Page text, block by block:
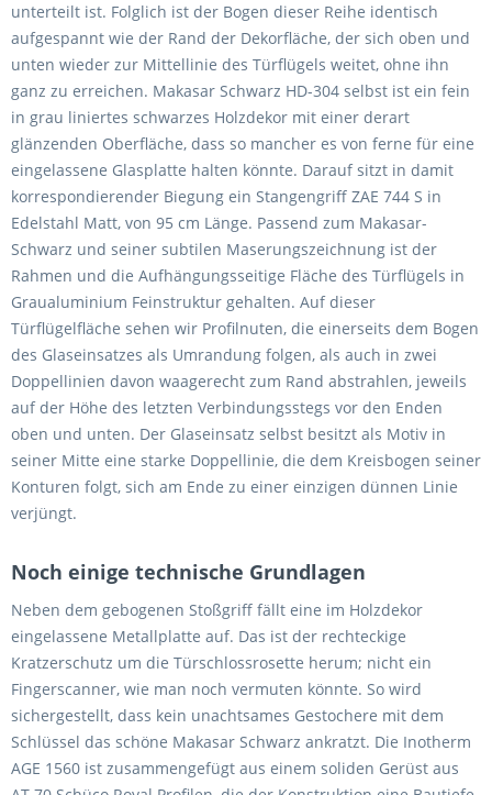
unterteilt ist. Folglich ist der Bogen dieser Reihe identisch
aufgespannt wie der Rand der Dekorfläche, der sich oben und
unten wieder zur Mittellinie des Türflügels weitet, ohne ihn
ganz zu erreichen. Makasar Schwarz HD-304 selbst ist ein fein
in grau liniertes schwarzes Holzdekor mit einer derart
glänzenden Oberfläche, dass so mancher es von ferne für eine
eingelassene Glasplatte halten könnte. Darauf sitzt in damit
korrespondierender Biegung ein Stangengriff ZAE 744 S in
Edelstahl Matt, von 95 cm Länge. Passend zum Makasar-
Schwarz und seiner subtilen Maserungszeichnung ist der
Rahmen und die Aufhängungsseitige Fläche des Türflügels in
Graualuminium Feinstruktur gehalten. Auf dieser
Türflügelfläche sehen wir Profilnuten, die einerseits dem Bogen
des Glaseinsatzes als Umrandung folgen, als auch in zwei
Doppellinien davon waagerecht zum Rand abstrahlen, jeweils
auf der Höhe des letzten Verbindungsstegs vor den Enden
oben und unten. Der Glaseinsatz selbst besitzt als Motiv in
seiner Mitte eine starke Doppellinie, die dem Kreisbogen seiner
Konturen folgt, sich am Ende zu einer einzigen dünnen Linie
verjüngt.
Noch einige technische Grundlagen
Neben dem gebogenen Stoßgriff fällt eine im Holzdekor
eingelassene Metallplatte auf. Das ist der rechteckige
Kratzerschutz um die Türschlossrosette herum; nicht ein
Fingerscanner, wie man noch vermuten könnte. So wird
sichergestellt, dass kein unachtsames Gestochere mit dem
Schlüssel das schöne Makasar Schwarz ankratzt. Die Inotherm
AGE 1560 ist zusammengefügt aus einem soliden Gerüst aus